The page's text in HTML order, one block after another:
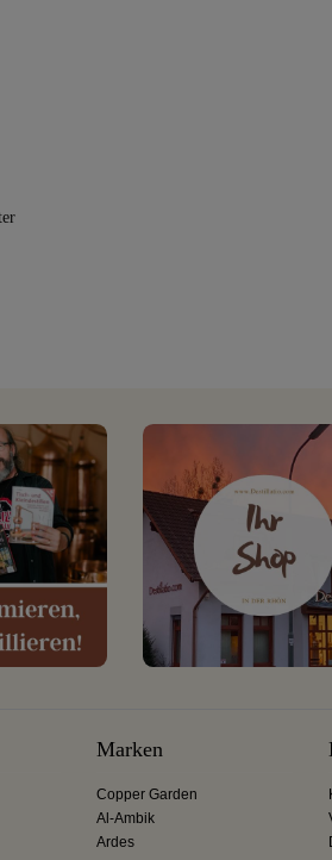
Marken
Copper Garden
Al-Ambik
Ardes